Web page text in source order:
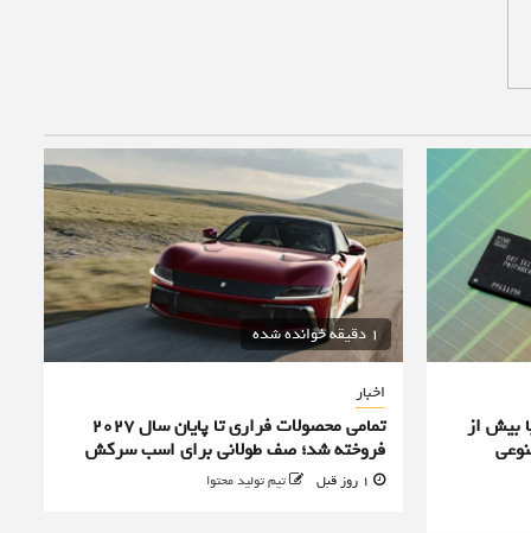
بیش از
1 دقیقه خوانده شده
اخبار
تمامی محصولات فراری تا پایان سال ۲۰۲۷
فروخته شد؛ صف طولانی برای اسب سرکش
تیم تولید محتوا